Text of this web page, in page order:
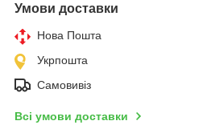
Умови доставки
Нова Пошта
Укрпошта
Самовивіз
Всі умови доставки